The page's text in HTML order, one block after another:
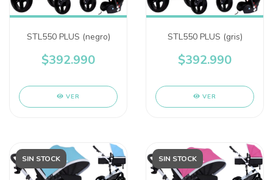
STL550 PLUS (negro)
$392.990
VER
STL550 PLUS (gris)
$392.990
VER
SIN STOCK SIN STOCK